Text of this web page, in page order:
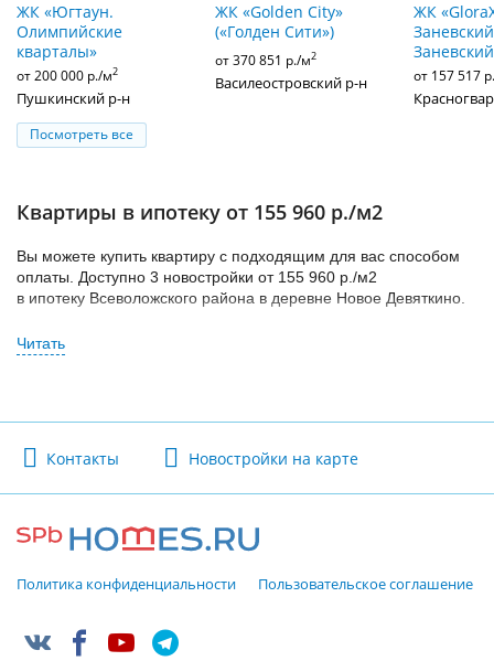
ЖК «Югтаун.
Олимпийские
кварталы»
от 200 000 р./м2
Пушкинский р-н
ЖК «Golden City»
(«Голден Сити»)
от 370 851 р./м2
Василеостровский р-н
ЖК
от 157 517
Посмотреть все
Квартиры в ипотеку от 155 960 р./м2
Вы можете купить квартиру с подходящим для вас способом
оплаты. Доступно 3 новостройки от 155 960 р./м2
в ипотеку Всеволожского района в деревне Новое Девяткино.
Различные варианты планировки квартир доступных
в ипотеку: студии, однокомнатные, двухкомнатные.
Цена зависит от расположения, окружающей инфраструктуры,
срока сдачи дома и класса. Представлены новостройки со
сдачей в 2026 в сегменте комфорт, бизнес класса в деревне
Контакты Новостройки на карте
Политика конфиденциальности Пользовательское соглашение